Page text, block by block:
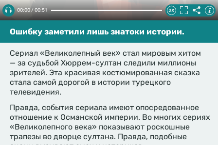
00:00 / 00:51
Ошибку заметили лишь знатоки истории.
Сериал «Великолепный век» стал мировым хитом
— за судьбой Хюррем-султан следили миллионы
зрителей. Эта красивая костюмированная сказка
стала самой дорогой в истории турецкого
телевидения.
Правда, события сериала имеют опосредованное
отношение к Османской империи. Во многих сериях
«Великолепного века» показывают роскошные
трапезы во дворце султана. Правда, подобные